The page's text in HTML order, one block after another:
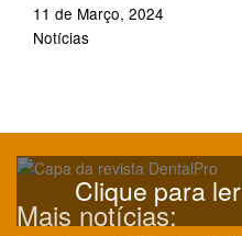
11 de Março, 2024
Notícias
Clique para ler
Mais notícias: